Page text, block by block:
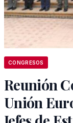
CONGRESOS
Reunión
Unión